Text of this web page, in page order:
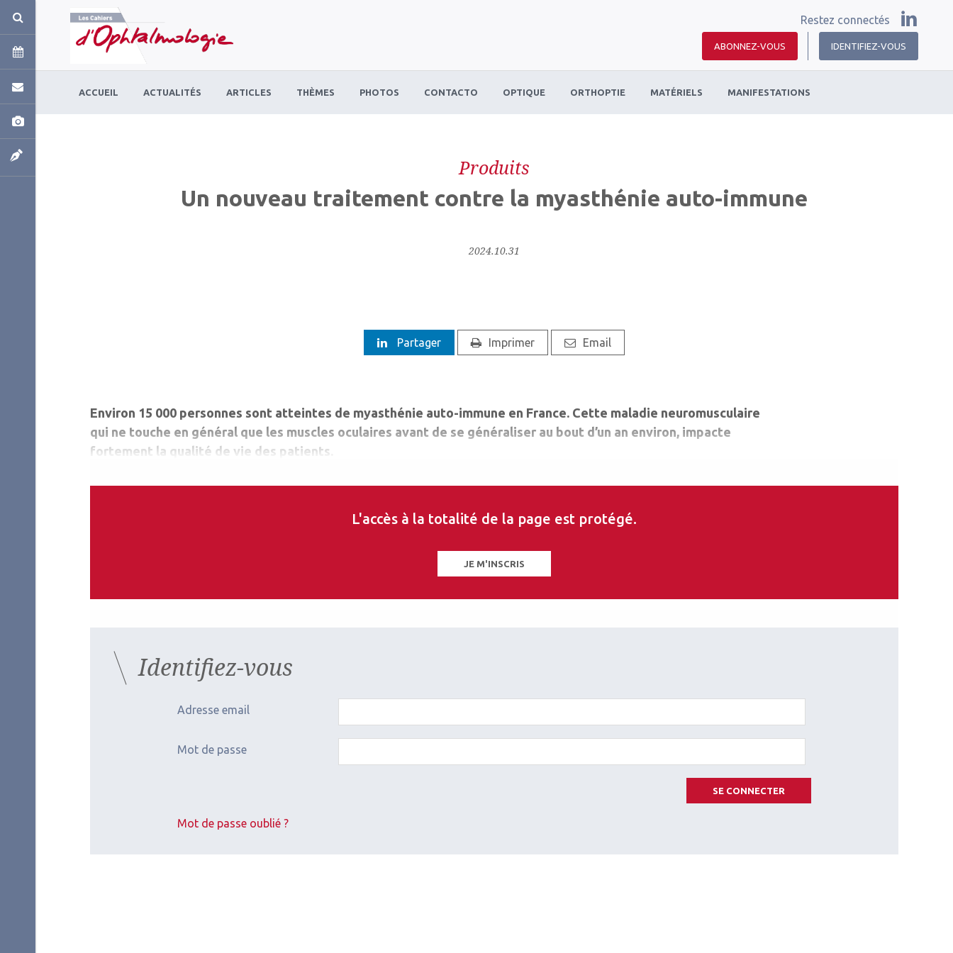
Restez connectés
ABONNEZ-VOUS IDENTIFIEZ-VOUS
ACCUEIL ACTUALITÉS ARTICLES THÈMES PHOTOS CONTACTO OPTIQUE ORTHOPTIE MATÉRIELS MANIFESTATIONS
Produits
Un nouveau traitement contre la myasthénie auto-immune
2024.10.31
Partager Imprimer Email
Environ 15 000 personnes sont atteintes de myasthénie auto-immune en France. Cette maladie neuromusculaire
qui ne touche en général que les muscles oculaires avant de se généraliser au bout d’un an environ, impacte
fortement la qualité de vie des patients.
L'accès à la totalité de la page est protégé.
JE M'INSCRIS
Identifiez-vous
Adresse email
Mot de passe
SE CONNECTER
Mot de passe oublié ?
Panneau de gestion des cookies